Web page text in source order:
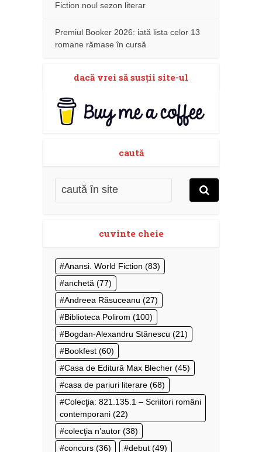
Fiction noul sezon literar
Premiul Booker 2026: iată lista celor 13
romane rămase în cursă
dacă vrei să susţii site-ul
caută
cuvinte cheie
Anansi. World Fiction (83)
anchetă (77)
Andreea Răsuceanu (27)
Biblioteca Polirom (100)
Bogdan-Alexandru Stănescu (21)
Bookfest (60)
Casa de Editură Max Blecher (45)
casa de pariuri literare (68)
Colecţia: 821.135.1 – Scriitori români
contemporani (22)
colecţia n’autor (38)
concurs (36) debut (49)